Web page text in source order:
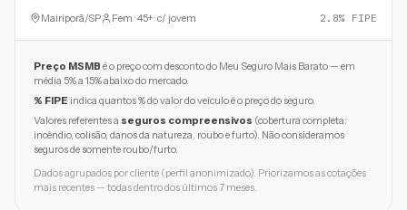
Mairiporã/SP Fem · 45+ · c/ jovem 2.8% FIPE
Preço MSMB é o preço com desconto do Meu Seguro Mais Barato — em
média 5% a 15% abaixo do mercado.
% FIPE indica quantos % do valor do veículo é o preço do seguro.
Valores referentes a seguros compreensivos (cobertura completa:
incêndio, colisão, danos da natureza, roubo e furto). Não consideramos
seguros de somente roubo/furto.
Dados agrupados por cliente (perfil anonimizado). Priorizamos as cotações
mais recentes — todas dentro dos últimos 7 meses.